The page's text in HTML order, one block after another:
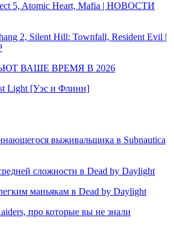
5, Atomic Heart, Mafia | НОВОСТИ
2, Silent Hill: Townfall, Resident Evil |
ВАШЕ ВРЕМЯ В 2026
Light [Уэс и Флинн]
выживальщика в Subnautica
сложности в Dead by Daylight
маньякам в Dead by Daylight
про которые вы не знали